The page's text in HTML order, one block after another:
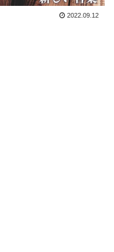
2022.09.12